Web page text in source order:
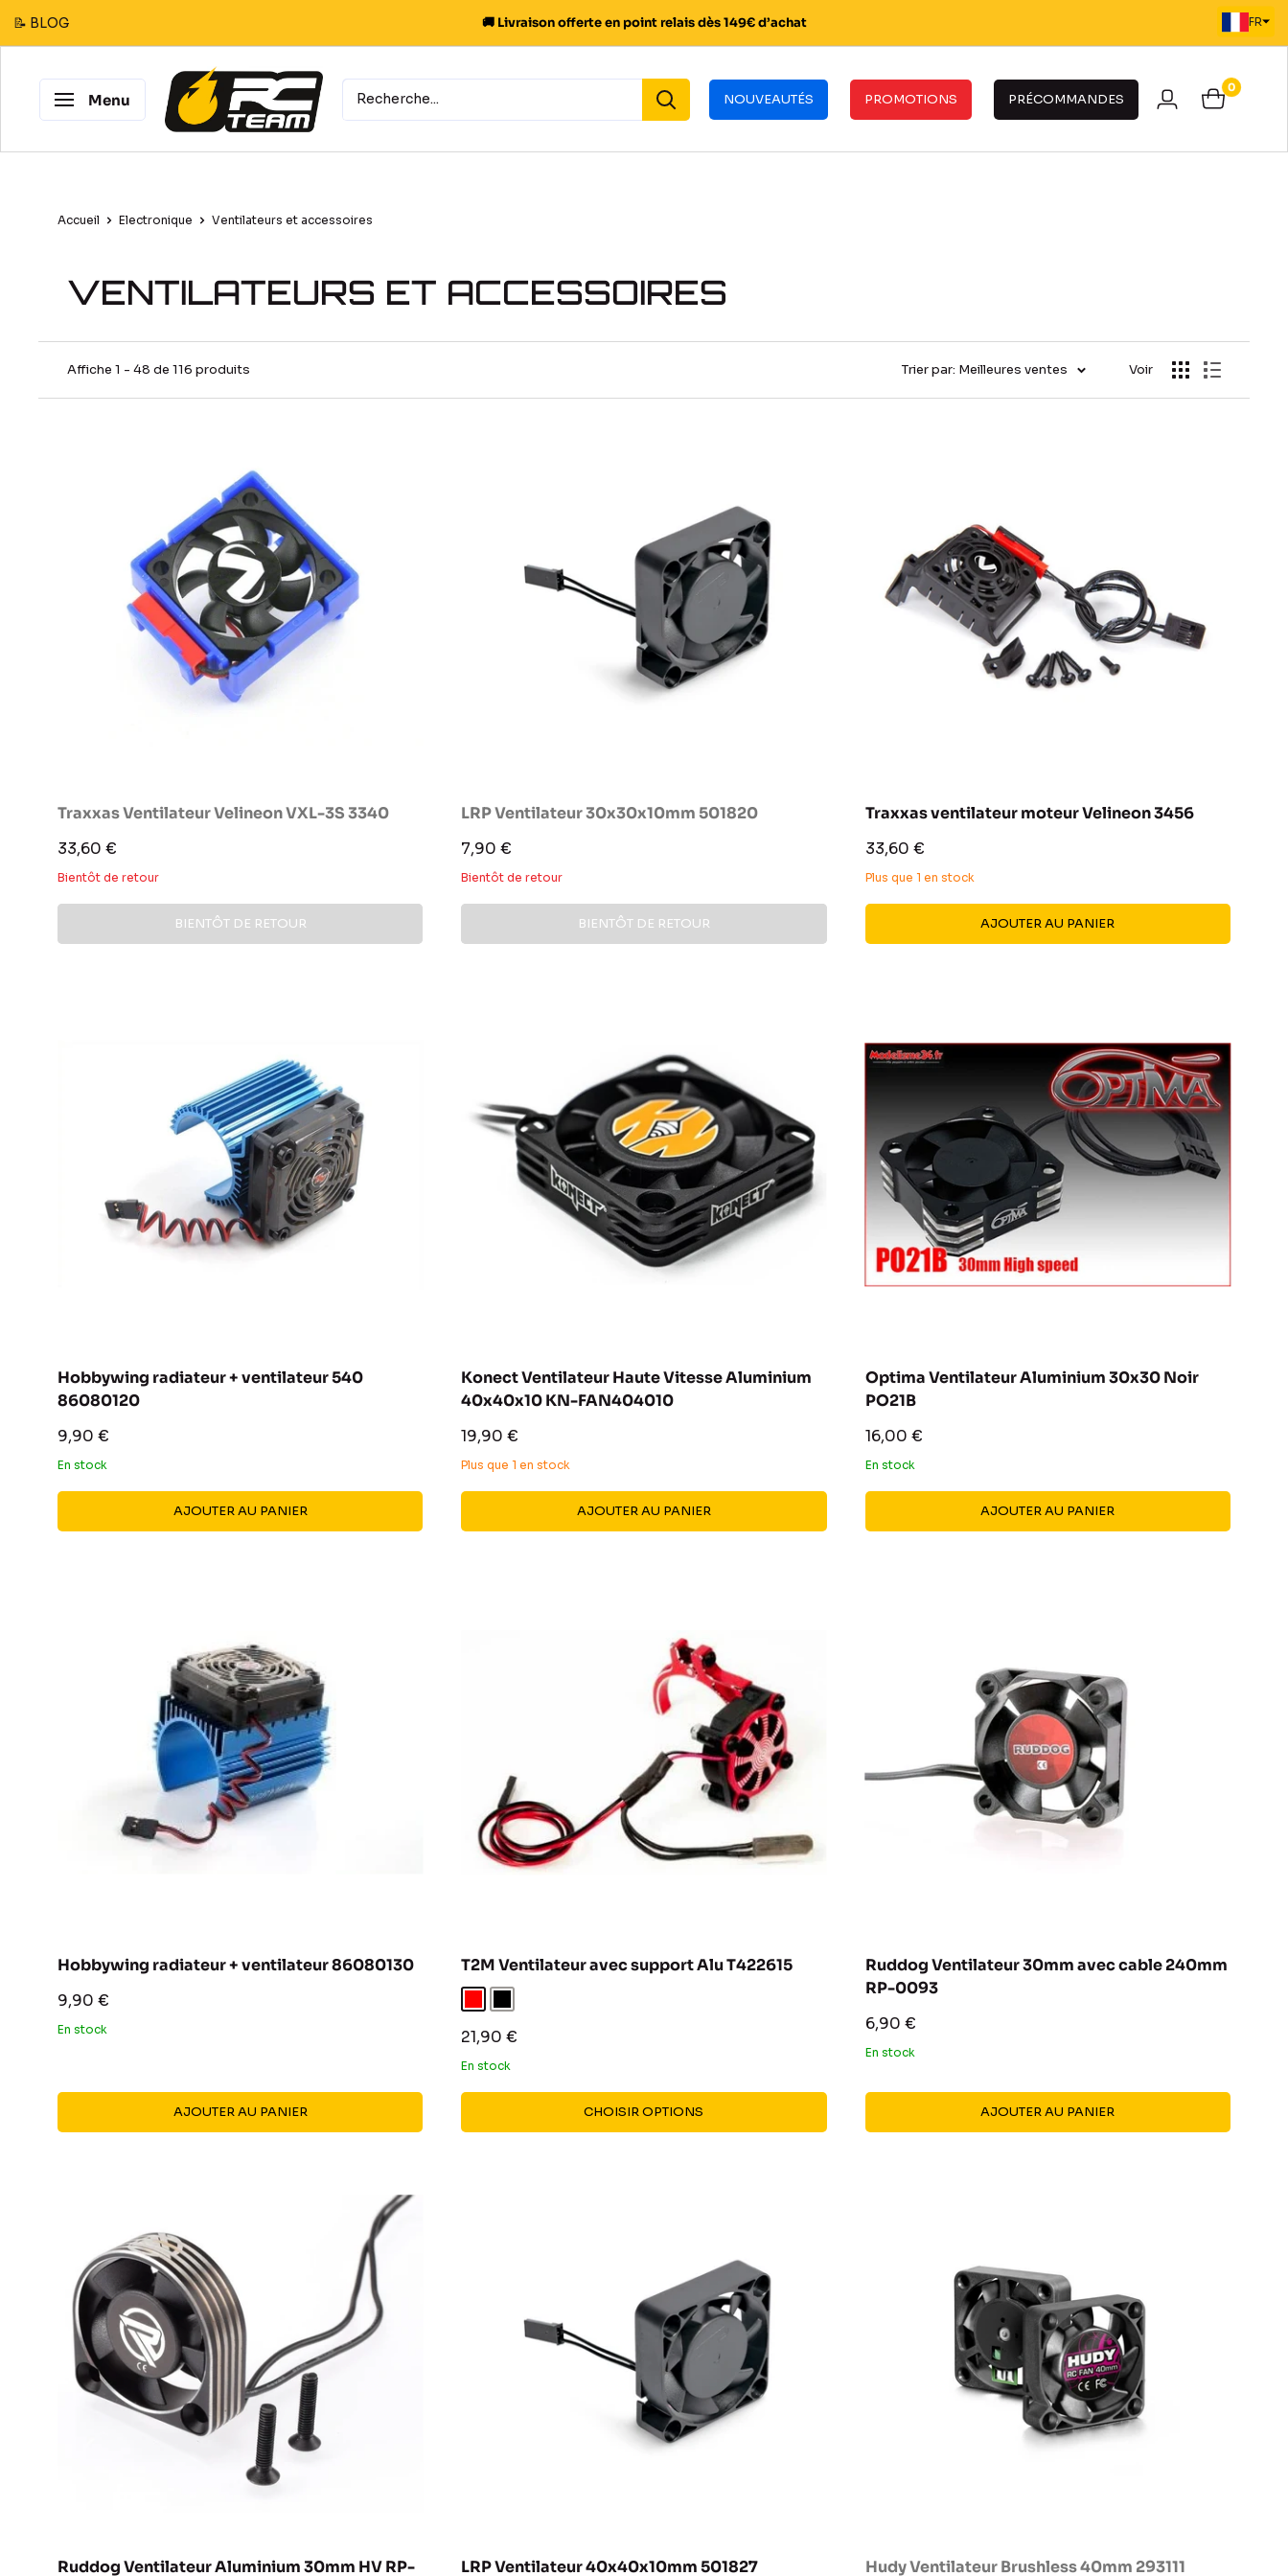
📝 BLOG 🚚 Livraison offerte en point relais dès 149€ d’achat FR
Menu
RC
Team
Modélisme
NOUVEAUTÉS PROMOTIONS PRÉCOMMANDES
0
Accueil Electronique Ventilateurs et accessoires
VENTILATEURS ET ACCESSOIRES
Affiche 1 - 48 de 116 produits Trier par: Meilleures ventes Voir
Traxxas Ventilateur Velineon VXL-3S 3340
Prix
réduit
33,60 €
Bientôt de retour
BIENTÔT DE RETOUR
LRP Ventilateur 30x30x10mm 501820
Prix
réduit
7,90 €
Bientôt de retour
BIENTÔT DE RETOUR
Traxxas ventilateur moteur Velineon 3456
Prix
réduit
33,60 €
Plus que 1 en stock
AJOUTER AU PANIER
Hobbywing radiateur + ventilateur 540
86080120
Prix
réduit
9,90 €
En stock
AJOUTER AU PANIER
Konect Ventilateur Haute Vitesse Aluminium
40x40x10 KN-FAN404010
Prix
réduit
19,90 €
Plus que 1 en stock
AJOUTER AU PANIER
Optima Ventilateur Aluminium 30x30 Noir
PO21B
Prix
réduit
16,00 €
En stock
AJOUTER AU PANIER
Hobbywing radiateur + ventilateur 86080130
Prix
réduit
9,90 €
En stock
AJOUTER AU PANIER
T2M Ventilateur avec support Alu T422615
Prix
réduit
21,90 €
En stock
CHOISIR OPTIONS
Ruddog Ventilateur 30mm avec cable 240mm
RP-0093
Prix
réduit
6,90 €
En stock
AJOUTER AU PANIER
Ruddog Ventilateur Aluminium 30mm HV RP-
LRP Ventilateur 40x40x10mm 501827
Hudy Ventilateur Brushless 40mm 293111